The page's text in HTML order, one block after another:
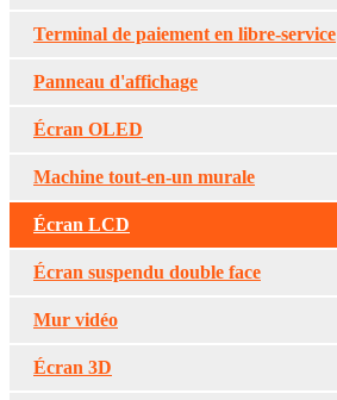
Terminal de paiement en libre-service
Panneau d'affichage
Écran OLED
Machine tout-en-un murale
Écran LCD
Écran suspendu double face
Mur vidéo
Écran 3D